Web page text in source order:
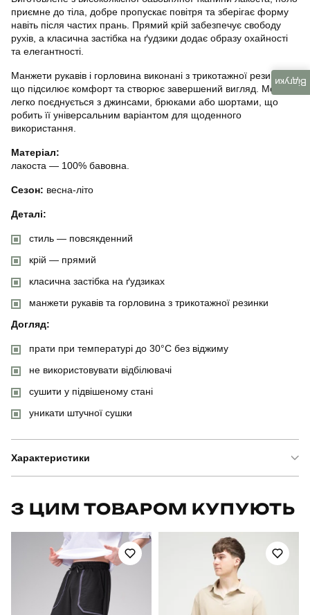
приємне до тіла, добре пропускає повітря та зберігає форму
навіть після частих прань. Прямий крій забезпечує свободу
рухів, а класична застібка на ґудзики додає образу охайності
та елегантності.
Манжети рукавів і горловина виконані з трикотажної резинки,
що підсилює комфорт та створює завершений вигляд. Модель
легко поєднується з джинсами, брюками або шортами, що
робить її універсальним варіантом для щоденного
використання.
Матеріал:
лакоста — 100% бавовна.
Сезон: весна-літо
Деталі:
стиль — повсякденний
крій — прямий
класична застібка на ґудзиках
манжети рукавів та горловина з трикотажної резинки
Догляд:
прати при температурі до 30°C без віджиму
не використовувати відбілювачі
сушити у підвішеному стані
уникати штучної сушки
Характеристики
Призначення для повсякденного носіння
З ЦИМ ТОВАРОМ КУПУЮТЬ
Відгуки